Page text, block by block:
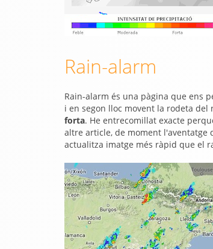
Rain-alarm
Rain-alarm és una pàgina que ens
i en segon lloc movent la rodeta del
forta. He entrecomillat exacte
altre article, de moment l'aventatge
actualitza imatge més ràpid que el